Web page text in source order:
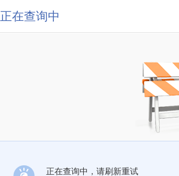
正在查询中
正在查询中，请刷新重试